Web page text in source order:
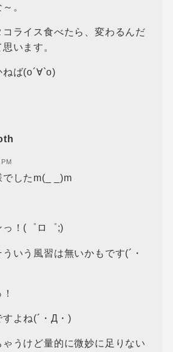
。
コライス食べたら、変わるんだ
います。
ば(о´∀`о)
したm(_ _)m
！(゜ロ゜;)
いう風習は無いかもです(´・
よね(´・Д・)
うけど量的に微妙に足りない